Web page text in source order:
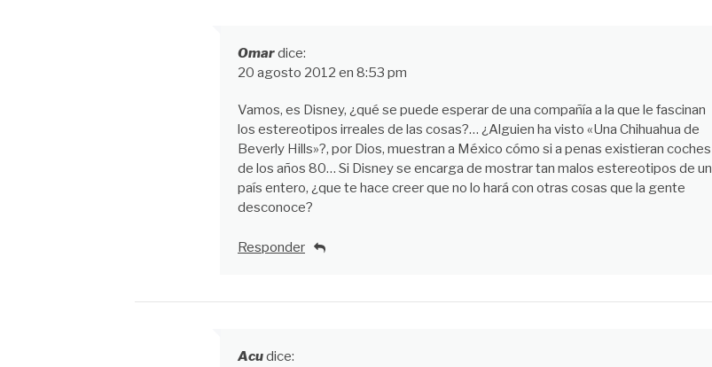
Omardice:
20 agosto 2012 en 8:53 pm
Vamos, es Disney, ¿qué se puede esperar de una compañía a la que le fascinan
los estereotipos irreales de las cosas?… ¿Alguien ha visto «Una Chihuahua de
Beverly Hills»?, por Dios, muestran a México cómo si a penas existieran coches
de los años 80… Si Disney se encarga de mostrar tan malos estereotipos de un
país entero, ¿que te hace creer que no lo hará con otras cosas que la gente
desconoce?
Responder
Acudice: